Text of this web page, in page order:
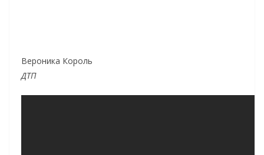
Вероника Король
ДТП